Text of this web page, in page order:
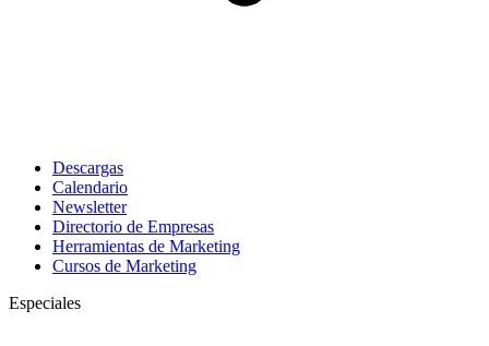
Descargas
Calendario
Newsletter
Directorio de Empresas
Herramientas de Marketing
Cursos de Marketing
Especiales